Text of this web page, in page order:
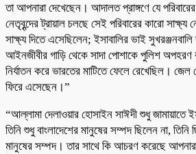
তা আপনারা দেখেছেন। আদালত প্রাঙ্গণে যে
নেতৃবৃন্দের ট্রায়াল চলছে সেই পরিবারের কারো
সাক্ষ্য দিতে এসেছিলেন; ইসাবালির ভাই
আইনজীবীর গাড়ি থেকে সাদা পোশাকে পুলিশ
নির্যাতন করে ভারতের মাটিতে ফেলে রেখেছিল। জেল
ফিরে এসেছেন।”
“আল্লামা দেলাওয়ার হোসাইন সাঈদী শুধু জামায়াতে
তিনি শুধু বাংলাদেশের মানুষের সম্পদ ছিলেন না, তিনি
মানুষের সম্পদ। তার সাথে কি আচরণ করেছে